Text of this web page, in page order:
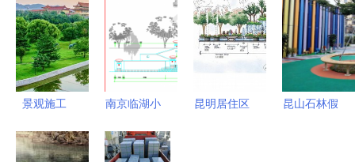
造灵动静水
之美
园
景观施工
园林工程
南京临湖小
工程全套施
昆明居住区
昆山石林假